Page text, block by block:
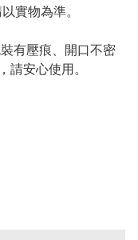
實物為準。
有壓痕、開口不密
，請安心使用。